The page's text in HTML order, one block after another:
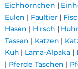
Schnelle
Lieferung
30 Tage
Eichhörnchen |
Eulen | Faultier |
Hasen | Hirsch |
Tassen | Katzen |
Kuh | Lama-Alpaka |
| Pferde Taschen |